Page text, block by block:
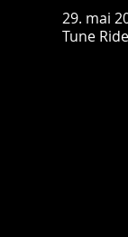
29. mai
Tune